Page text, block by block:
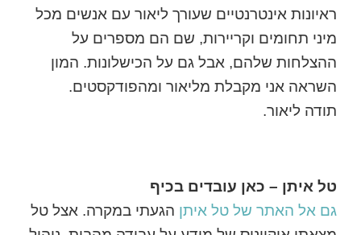
ראיונות אינטרנטיים שעורך ליאור עם אנשים מכל
מיני תחומים וקריירות, שם הם מספרים על
ההצלחות שלהם, אבל גם על הכישלונות. המון
השראה אני מקבלת מליאור ומהפודקסטים.
תודה ליאור.
טל איתן – כאן עובדים בכיף
גם אל האתר של טל איתן הגעתי במקרה. אצל טל